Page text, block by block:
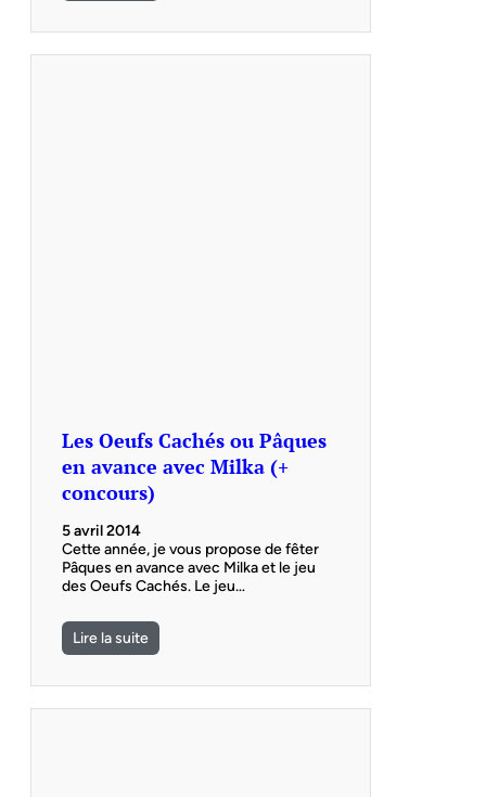
Les Oeufs Cachés ou Pâques
en avance avec Milka (+
concours)
5 avril 2014
Cette année, je vous propose de fêter
Pâques en avance avec Milka et le jeu
des Oeufs Cachés. Le jeu…
Lire la suite